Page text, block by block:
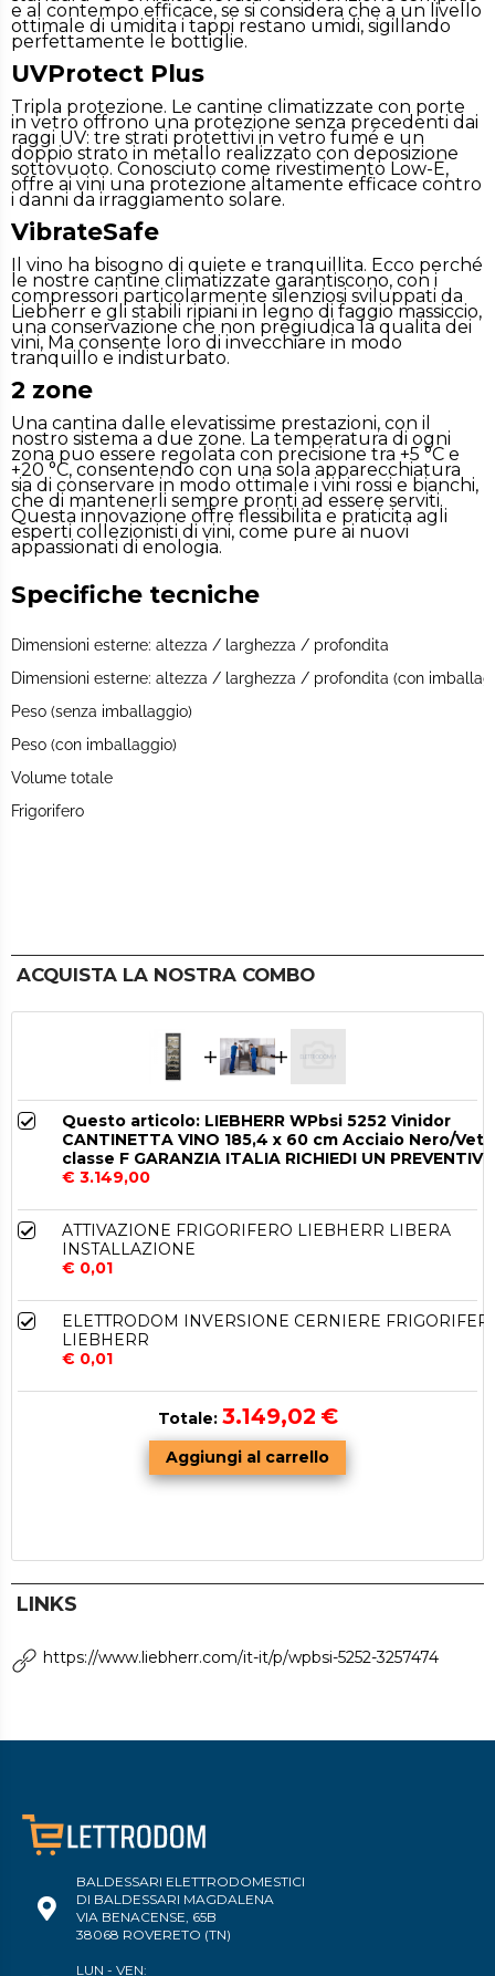
e al contempo efficace, se si considera che a un livello
ottimale di umidita i tappi restano umidi, sigillando
perfettamente le bottiglie.
UVProtect Plus
Tripla protezione. Le cantine climatizzate con porte
in vetro offrono una protezione senza precedenti dai
raggi UV: tre strati protettivi in vetro fumé e un
doppio strato in metallo realizzato con deposizione
sottovuoto. Conosciuto come rivestimento Low-E,
offre ai vini una protezione altamente efficace contro
i danni da irraggiamento solare.
VibrateSafe
Il vino ha bisogno di quiete e tranquillita. Ecco perché
le nostre cantine climatizzate garantiscono, con i
compressori particolarmente silenziosi sviluppati da
Liebherr e gli stabili ripiani in legno di faggio massiccio,
una conservazione che non pregiudica la qualita dei
vini, Ma consente loro di invecchiare in modo
tranquillo e indisturbato.
2 zone
Una cantina dalle elevatissime prestazioni, con il
nostro sistema a due zone. La temperatura di ogni
zona puo essere regolata con precisione tra +5 °C e
+20 °C, consentendo con una sola apparecchiatura
sia di conservare in modo ottimale i vini rossi e bianchi,
che di mantenerli sempre pronti ad essere serviti.
Questa innovazione offre flessibilita e praticita agli
esperti collezionisti di vini, come pure ai nuovi
appassionati di enologia.
Specifiche tecniche
Dimensioni esterne: altezza / larghezza / profondita
Dimensioni esterne: altezza / larghezza / profondita (con
Peso (senza imballaggio)
Peso (con imballaggio)
Volume totale
Frigorifero
ACQUISTA LA NOSTRA COMBO
Questo articolo: LIEBHERR WPbsi 5252 Vinidor
CANTINETTA VINO 185,4 x 60 cm Acciaio Nero/
classe F GARANZIA ITALIA RICHIEDI UN
€ 3.149,00
ATTIVAZIONE FRIGORIFERO LIEBHERR LIBERA
INSTALLAZIONE
€ 0,01
ELETTRODOM INVERSIONE CERNIERE
LIEBHERR
€ 0,01
Totale: 3.149,02 €
LINKS
https://www.liebherr.com/it-it/p/wpbsi-5252-3257474
BALDESSARI ELETTRODOMESTICI
DI BALDESSARI MAGDALENA
VIA BENACENSE, 65B
38068 ROVERETO (TN)
LUN - VEN: